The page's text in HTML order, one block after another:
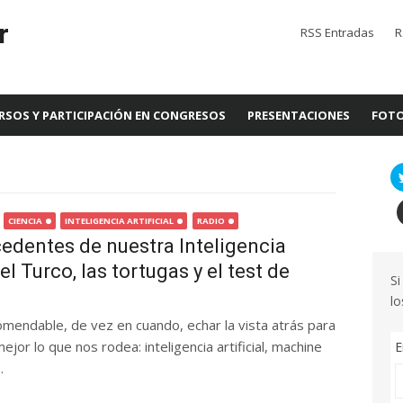
RSS Entradas
Y PARTICIPACIÓN EN CONGRESOS PRESENTACIONES
CIENCIA INTELIGENCIA ARTIFICIAL RADIO
de nuestra Inteligencia
Turco, las tortugas y el test de
de vez en cuando, echar la vista atrás para
lo que nos rodea: inteligencia artificial, machine